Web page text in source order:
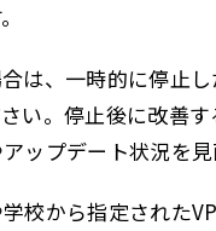
は、一時的に停止
い。停止後に改善
ップデート状況を見
校から指定された